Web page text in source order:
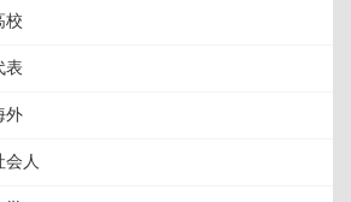
校
表
外
会人